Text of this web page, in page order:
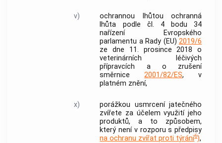
v) ochrannou lhůtou
ochranná
lhůta podle čl. 4 bodu 34
nařízení Evropského
parlamentu a Rady (EU) 2019/6
ze dne 11. prosince 2018 o
veterinárních léčivých
přípravcích a o zrušení
směrnice2001/82/ES, v
platném znění,
x) porážkou usmrcení jatečného
zvířete za účelem využití jeho
produktů, a to způsobem,
který není v rozporu s předpisy
na ochranu zvířat proti týrání6),